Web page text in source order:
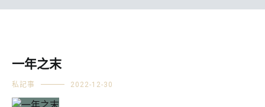
一年之末
私記事 2022-12-30